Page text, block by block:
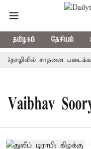
தமிழகம் தேசியம்
தொழிலில் சாதனை படைக்க
Vaibhav